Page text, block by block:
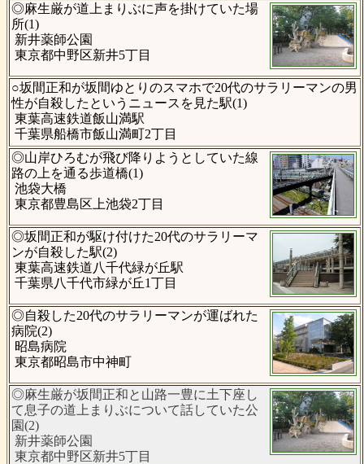
◎麻生厳が道上まりぶに声を掛けていた場
所(1)
新井薬師公園
東京都中野区新井5丁目
○坂間正和が坂間ゆとりのスマホで20代のサラリーマンの男
性が自殺したというニュースを見た駅(1)
東葉高速鉄道飯山満駅
千葉県船橋市飯山満町2丁目
◎山岸ひろむが飛び降りようとしていた線
路の上を通る歩道橋(1)
池袋大橋
東京都豊島区上池袋2丁目
◎坂間正和が駆け付けた20代のサラリーマ
ンが自殺した駅(2)
東葉高速鉄道八千代緑が丘駅
千葉県八千代市緑が丘1丁目
◎自殺した20代のサラリーマンが運ばれた
病院(2)
昭島病院
東京都昭島市中神町
◎麻生厳が坂間正和と山路一豊に土下座し
て息子の道上まりぶについて話していた公
園(2)
新井薬師公園
東京都中野区新井5丁目